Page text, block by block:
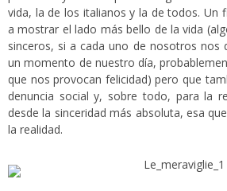
vida, la de los italianos y la de todos. Un
a mostrar el lado más bello de la vida
sinceros, si a cada uno de nosotros nos
un momento de nuestro día,
que nos provocan felicidad) pero que
denuncia social y, sobre todo, para la
desde la sinceridad más absoluta, esa
la realidad.